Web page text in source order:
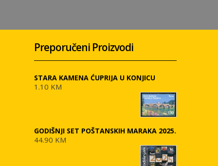
Preporučeni Proizvodi
STARA KAMENA ĆUPRIJA U KONJICU
1.10 KM
GODIŠNJI SET POŠTANSKIH MARAKA 2025.
44.90 KM